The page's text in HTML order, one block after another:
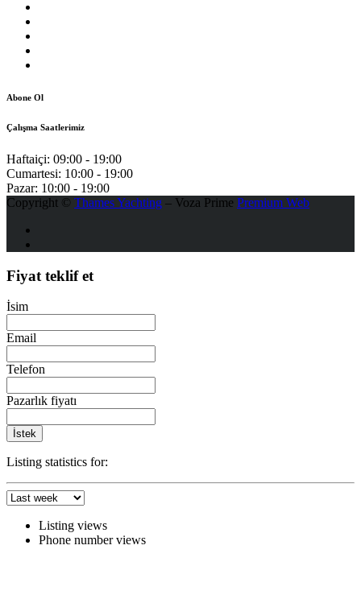
Abone Ol
Çalışma Saatlerimiz
Haftaiçi: 09:00 - 19:00
Cumartesi: 10:00 - 19:00
Pazar: 10:00 - 19:00
Copyright © Thames Yachting – Voza Prime Premium Web
Fiyat teklif et
İsim
Email
Telefon
Pazarlık fiyatı
İstek
Listing statistics for:
Listing views
Phone number views